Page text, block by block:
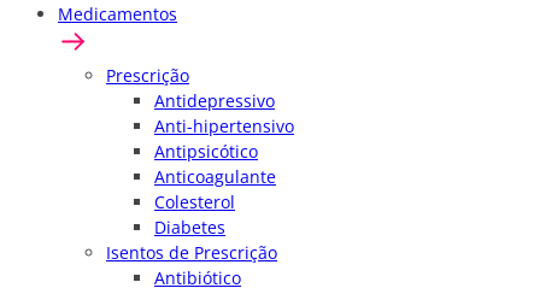
Medicamentos
Prescrição
Antidepressivo
Anti-hipertensivo
Antipsicótico
Anticoagulante
Colesterol
Diabetes
Isentos de Prescrição
Antibiótico